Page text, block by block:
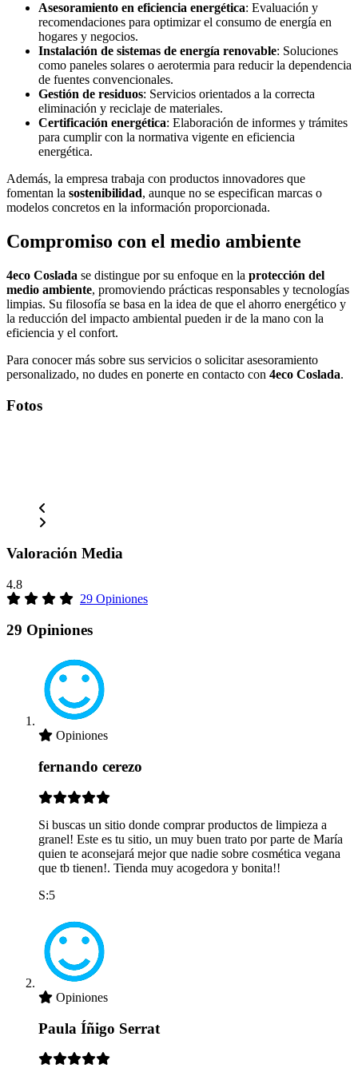
Asesoramiento en eficiencia energética: Evaluación y
recomendaciones para optimizar el consumo de energía en
hogares y negocios.
Instalación de sistemas de energía renovable: Soluciones
como paneles solares o aerotermia para reducir la dependencia
de fuentes convencionales.
Gestión de residuos: Servicios orientados a la correcta
eliminación y reciclaje de materiales.
Certificación energética: Elaboración de informes y trámites
para cumplir con la normativa vigente en eficiencia
energética.
Además, la empresa trabaja con productos innovadores que
fomentan la sostenibilidad, aunque no se especifican marcas o
modelos concretos en la información proporcionada.
Compromiso con el medio ambiente
4eco Coslada se distingue por su enfoque en la protección del
medio ambiente, promoviendo prácticas responsables y tecnologías
limpias. Su filosofía se basa en la idea de que el ahorro energético y
la reducción del impacto ambiental pueden ir de la mano con la
eficiencia y el confort.
Para conocer más sobre sus servicios o solicitar asesoramiento
personalizado, no dudes en ponerte en contacto con 4eco Coslada.
Fotos
Valoración Media
4.8
29 Opiniones
29 Opiniones
Opiniones
fernando cerezo
Si buscas un sitio donde comprar productos de limpieza a
granel! Este es tu sitio, un muy buen trato por parte de María
quien te aconsejará mejor que nadie sobre cosmética vegana
que tb tienen!. Tienda muy acogedora y bonita!!
S:5
Opiniones
Paula Íñigo Serrat